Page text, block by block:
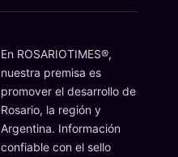
En ROSARIOTIMES®,
nuestra premisa es
promover el desarrollo de
Rosario, la región y
Argentina. Información
confiable con el sello